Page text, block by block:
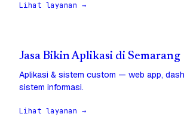
Lihat layanan →
Jasa Bikin Aplikasi di Semarang
Aplikasi & sistem custom — web app,
sistem informasi.
Lihat layanan →